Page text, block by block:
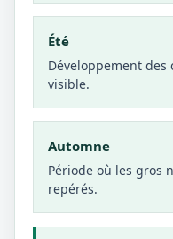
Été
Développement
visible.
Automne
Période où les gros
repérés.